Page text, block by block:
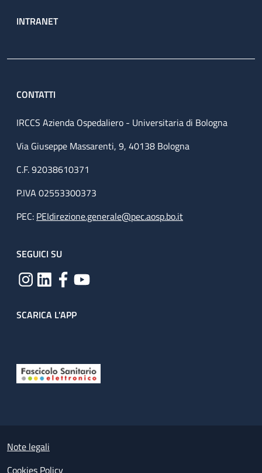
INTRANET
CONTATTI
IRCCS Azienda Ospedaliero - Universitaria di Bologna
Via Giuseppe Massarenti, 9, 40138 Bologna
C.F. 92038610371
P.IVA 02553300373
PEC: PEIdirezione.generale@pec.aosp.bo.it
SEGUICI SU
SCARICA L'APP
Small prints
Note legali
Cookies Policy